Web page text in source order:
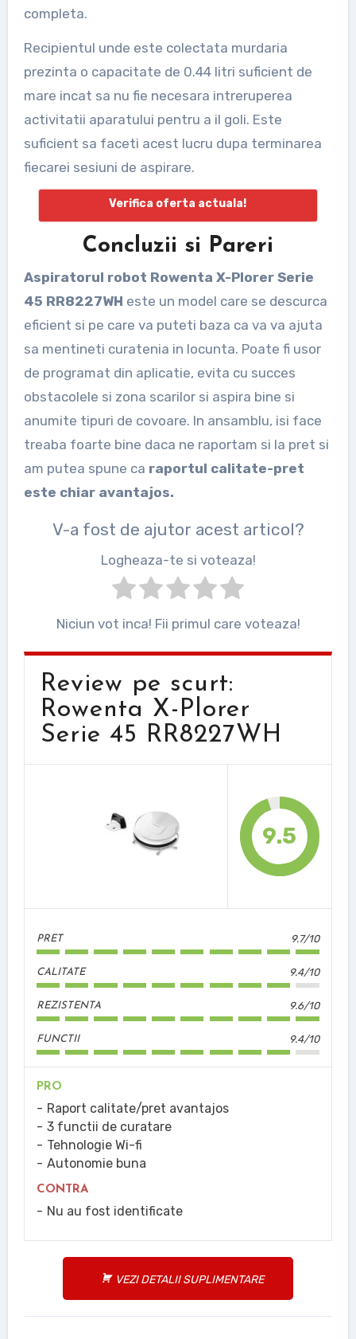
completa.
Recipientul unde este colectata murdaria
prezinta o capacitate de 0.44 litri suficient de
mare incat sa nu fie necesara intreruperea
activitatii aparatului pentru a il goli. Este
suficient sa faceti acest lucru dupa terminarea
fiecarei sesiuni de aspirare.
Verifica oferta actuala!
Concluzii si Pareri
Aspiratorul robot Rowenta X-Plorer Serie
45 RR8227WH este un model care se descurca
eficient si pe care va puteti baza ca va va ajuta
sa mentineti curatenia in locunta. Poate fi usor
de programat din aplicatie, evita cu succes
obstacolele si zona scarilor si aspira bine si
anumite tipuri de covoare. In ansamblu, isi face
treaba foarte bine daca ne raportam si la pret si
am putea spune ca raportul calitate-pret
este chiar avantajos.
V-a fost de ajutor acest articol?
Logheaza-te si voteaza!
Niciun vot inca! Fii primul care voteaza!
Review pe scurt:
Rowenta X-Plorer
Serie 45 RR8227WH
9.5
PRET 9.7/10
CALITATE 9.4/10
REZISTENTA 9.6/10
FUNCTII 9.4/10
PRO
Raport calitate/pret avantajos
3 functii de curatare
Tehnologie Wi-fi
Autonomie buna
CONTRA
Nu au fost identificate
VEZI DETALII SUPLIMENTARE